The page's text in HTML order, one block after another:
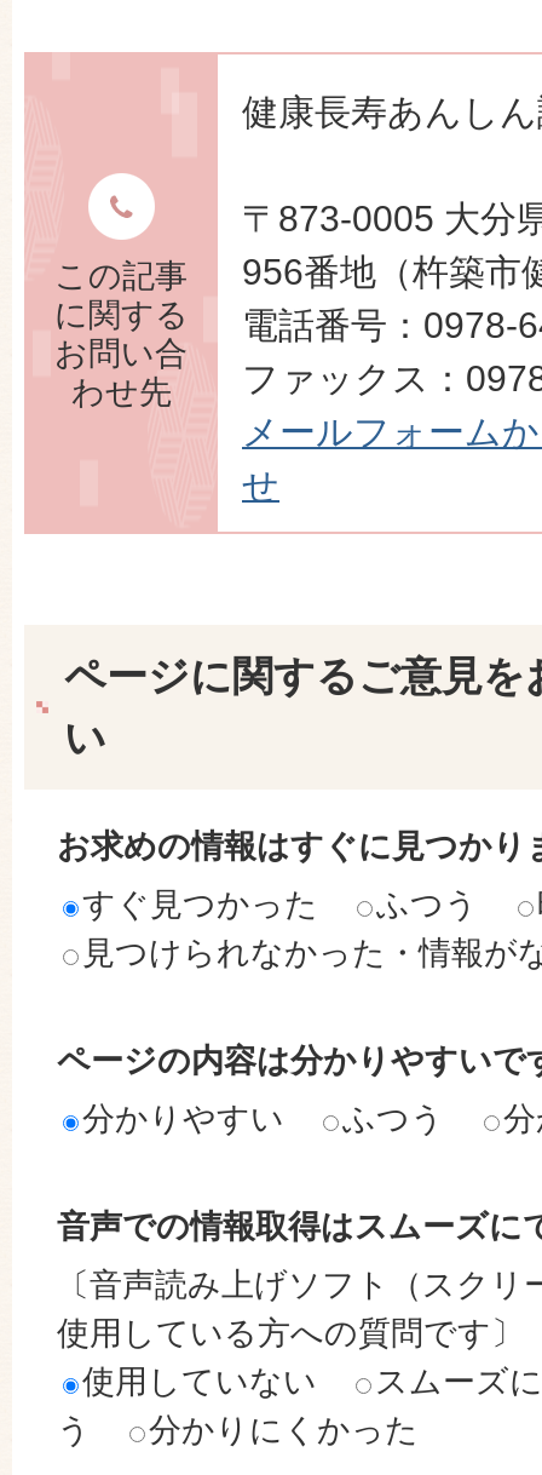
この記事
に関する
お問い合
わせ先
健康長寿あんし
〒873-0005 大分
956番地（杵築市
電話番号：0978-
ファックス：
メールフォーム
せ
ページに関するご意見を
い
お求めの情報はすぐに見つかり
すぐ見つかった
ふつう
見つけられなかった・情報が
ページの内容は分かりやすいで
分かりやすい
ふつう
音声での情報取得はスムーズに
〔音声読み上げソフト（スク
使用している方への質問です〕
使用していない
スムーズ
う
分かりにくかった